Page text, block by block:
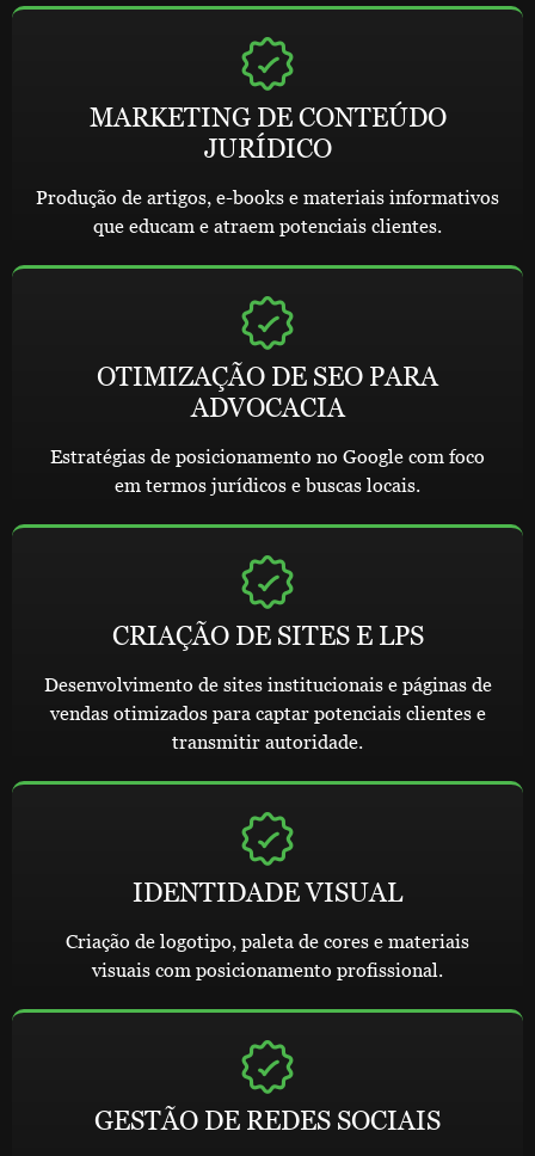
MARKETING DE CONTEÚDO
JURÍDICO
Produção de artigos, e-books e materiais informativos
que educam e atraem potenciais clientes.
OTIMIZAÇÃO DE SEO PARA
ADVOCACIA
Estratégias de posicionamento no Google com foco
em termos jurídicos e buscas locais.
CRIAÇÃO DE SITES E LPS
Desenvolvimento de sites institucionais e páginas de
vendas otimizados para captar potenciais clientes e
transmitir autoridade.
IDENTIDADE VISUAL
Criação de logotipo, paleta de cores e materiais
visuais com posicionamento profissional.
GESTÃO DE REDES SOCIAIS